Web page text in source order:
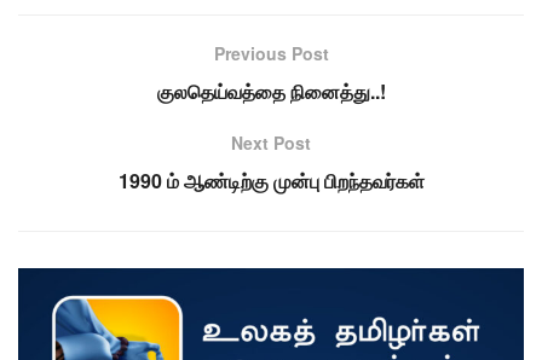
Previous Post
குலதெய்வத்தை நினைத்து..!
Next Post
1990 ம் ஆண்டிற்கு முன்பு பிறந்தவர்கள்